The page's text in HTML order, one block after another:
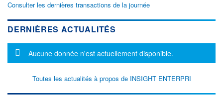
Consulter les dernières transactions de la journée
DERNIÈRES ACTUALITÉS
Message d'information
Aucune donnée n'est actuellement disponible.
Toutes les actualités à propos de INSIGHT ENTERPRI